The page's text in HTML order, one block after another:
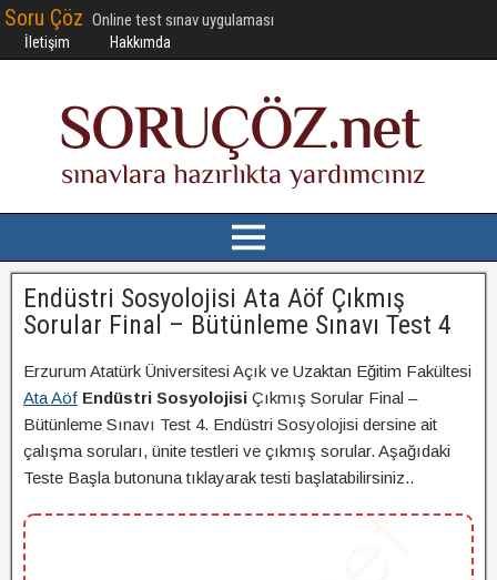
Soru Çöz Online test sınav uygulaması
İletişim Hakkımda
Endüstri Sosyolojisi Ata Aöf Çıkmış
Sorular Final – Bütünleme Sınavı Test 4
Erzurum Atatürk Üniversitesi Açık ve Uzaktan Eğitim Fakültesi
Ata Aöf Endüstri Sosyolojisi Çıkmış Sorular Final –
Bütünleme Sınavı Test 4. Endüstri Sosyolojisi dersine ait
çalışma soruları, ünite testleri ve çıkmış sorular. Aşağıdaki
Teste Başla butonuna tıklayarak testi başlatabilirsiniz..